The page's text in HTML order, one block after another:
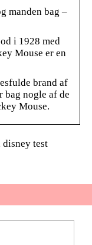
manden bag –
i 1928 med
Mouse er en
brand af
bag nogle af de
Mouse.
test